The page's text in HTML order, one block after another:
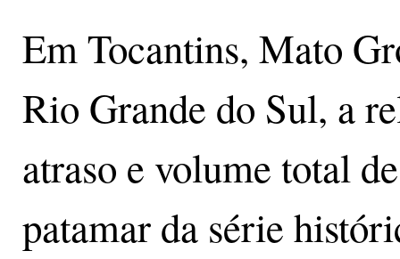
Em Tocantins, Mato
Rio Grande do Sul, a
atraso e volume total
patamar da série